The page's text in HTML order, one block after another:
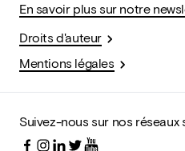
En savoir plus sur notre
Droits d'auteur
Mentions légales
Suivez-nous sur nos réseaux